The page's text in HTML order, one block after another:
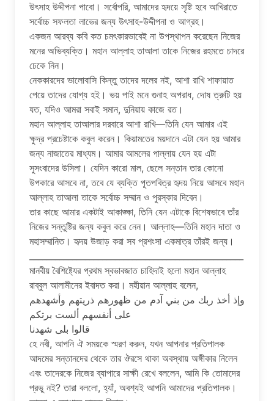
উৎসাহ উদ্দীপনা পাবো। সর্বোপরি, আমাদের হৃদয়ে সৃষ্টি হবে আখিরাতে
সর্বোচ্চ সফলতা লাভের জন্য উৎসাহ-উদ্দীপনা ও আগ্রহ।
একজন আরব্য কবি কত চমৎকারভাবেই না উপস্থাপন করেছেন নিজের
মনের অভিব্যক্তি। মহান আল্লাহ তাআলা তাকে নিজের রহমতে চাদরে
ঢেকে নিন।
নেককারদের ভালোবাসি কিন্তু তাদের দলের নই, আশা রাখি শাফায়াত
পেয়ে তাদের যোগ্য হই। ভয় পাই মনে গুনাহ অপরাধ, দোষ ত্রুটি হয়
যত, যদিও আমরা সবাই সমান, দুনিয়ায় কাজে রত।
মহান আল্লাহ তাআলার দরবারে আশা রাখি—তিনি যেন আমার এই
ক্ষুদ্র প্রচেষ্টাকে কবুল করেন। কিয়ামতের ময়দানে এটা যেন হয় আমার
জন্য নাজাতের মাধ্যম। আমার আমলের পাল্লায় যেন হয় এটা
সুসংবাদের উসিলা। যেদিন কারো মাল, ছেলে সন্তান তার কোনো
উপকারে আসবে না, তবে যে ব্যক্তি পূতপবিত্র হৃদয় নিয়ে আসবে মহান
আল্লাহ তাআলা তাকে সর্বোচ্চ সম্মান ও পুরস্কার দিবেন।
তার কাছে আমার একটাই আকাঙ্ক্ষা, তিনি যেন এটাকে বিশেষভাবে তাঁর
নিজের সন্তুষ্টির জন্য কবুল করে নেন। আল্লাহ—তিনি মহান দাতা ও
মহাসম্মানিত। হৃদয় উজাড় করা সব প্রশংসা একমাত্র তাঁরই জন্য।
মানবীয় বৈশিষ্ট্যের প্রথম স্বভাবজাত চাহিদাই হলো মহান আল্লাহ
রাব্বুল আলামীনের ইবাদত করা। মহীয়ান আল্লাহ বলেন,
وإذ أخذ ربك من بني آدم من ظهورهم ذريتهم وأشهدهم
على أنفسهم ألست برتكم
قالوا بلى شهدنا
হে নবী, আপনি ঐ সময়কে স্মরণ করুন, যখন আপনার প্রতিপালক
আদমের সন্তানদের থেকে তার ঔরসে থাকা অবস্থায় অঙ্গীকার নিলেন
এবং তাদেরকে নিজের ব্যাপারে সাক্ষী রেখে বললেন, আমি কি তোমাদের
প্রভু নই? তারা বললো, হ্যাঁ, অবশ্যই আপনি আমাদের প্রতিপালক।